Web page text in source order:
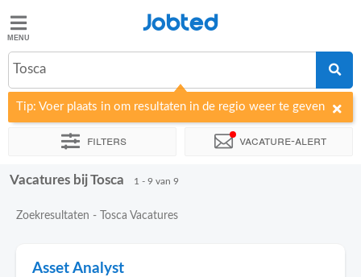
Jobted
Taal
fr
Jobted
Tosca
Tip: Voer plaats in om resultaten in de regio weer te geven
Filters Vacature-alert
Sorteer op Bedrijf Uitzendbureau
Vacatures bij Tosca 1 - 9 van 9
Zoekresultaten - Tosca Vacatures
Asset Analyst